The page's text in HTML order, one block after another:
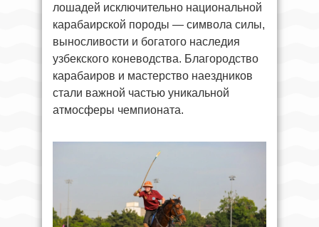
лошадей исключительно национальной
карабаирской породы — символа силы,
выносливости и богатого наследия
узбекского коневодства. Благородство
карабаиров и мастерство наездников
стали важной частью уникальной
атмосферы чемпионата.